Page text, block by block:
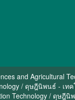
and Agricultural
/ ดุษฎีนิพนธ์ - เท
Technology / ดุษฎี